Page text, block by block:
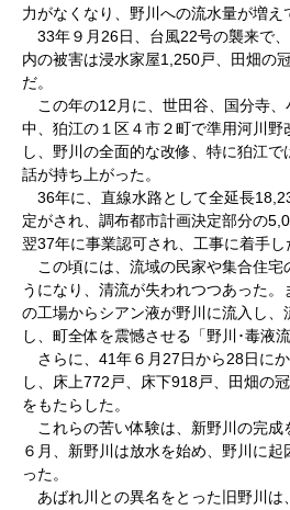
力がなくなり、野川への流水量が増え
33年９月26日、台風22号の襲来で
内の被害は浸水家屋1,250戸、田畑の
だ。
この年の12月に、世田谷、国分寺、
中、狛江の１区４市２町で準用河川
し、野川の全面的な改修、特に狛江で
話が持ち上がった。
36年に、直線水路として全延長
定がされ、調布都市計画決定部分の
翌37年に事業認可され、工事に着手し
この頃には、流域の民家や集合住宅
うになり、清流が失われつつあった
の工場からシアン液が野川に流入し、
し、町全体を震憾させる「野川･毒液
さらに、41年６月27日から28日に
し、床上772戸、床下918戸、田畑の
をもたらした。
これらの苦い体験は、新野川の完成
６月、新野川は放水を始め、野川に
った。
あばれ川との異名をとった旧野川は